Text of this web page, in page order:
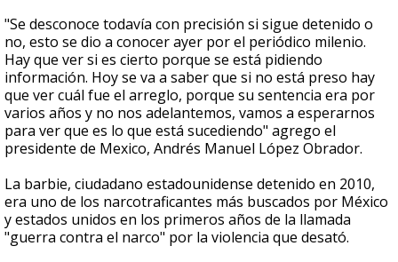
"Se desconoce todavía con precisión si sigue detenido o
no, esto se dio a conocer ayer por el periódico milenio.
Hay que ver si es cierto porque se está pidiendo
información. Hoy se va a saber que si no está preso hay
que ver cuál fue el arreglo, porque su sentencia era por
varios años y no nos adelantemos, vamos a esperarnos
para ver que es lo que está sucediendo" agrego el
presidente de Mexico, Andrés Manuel López Obrador.
La barbie, ciudadano estadounidense detenido en 2010,
era uno de los narcotraficantes más buscados por México
y estados unidos en los primeros años de la llamada
"guerra contra el narco" por la violencia que desató.